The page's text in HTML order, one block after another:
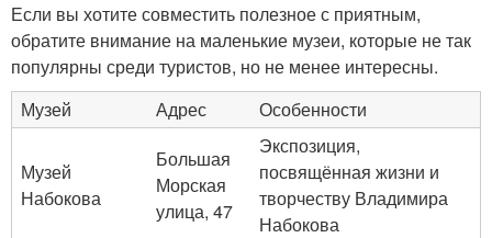
Если вы хотите совместить полезное с приятным,
обратите внимание на маленькие музеи, которые не так
популярны среди туристов, но не менее интересны.
Музей
Адрес Особенности
Музей
Набокова
Большая
Морская
улица, 47
Экспозиция,
посвящённая жизни и
творчеству Владимира
Набокова